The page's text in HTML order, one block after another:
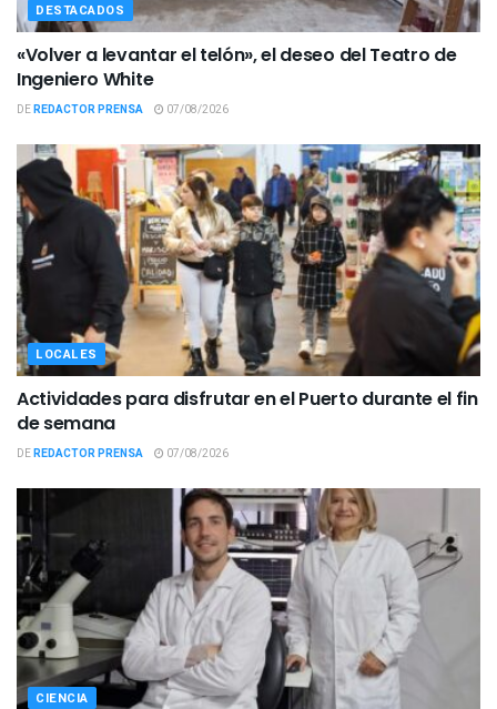
DESTACADOS
«Volver a levantar el telón», el deseo del Teatro de
Ingeniero White
DEREDACTOR PRENSA 07/08/2026
LOCALES
Actividades para disfrutar en el Puerto durante el fin
de semana
DEREDACTOR PRENSA 07/08/2026
CIENCIA